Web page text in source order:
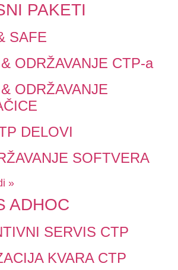
PAKETI
SAFE
ODRŽAVANJE CTP-a
ODRŽAVANJE
DELOVI
SOFTVERA
»
ADHOC
SERVIS CTP
KVARA CTP